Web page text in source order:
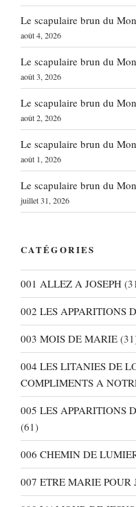
Le scapulaire brun du
août 4, 2026
Le scapulaire brun du
août 3, 2026
Le scapulaire brun du
août 2, 2026
Le scapulaire brun du
août 1, 2026
Le scapulaire brun du
juillet 31, 2026
CATÉGORIES
001 ALLEZ A JOSEPH
002 LES APPARITIONS
003 MOIS DE MARIE
004 LES LITANIES DE
COMPLIMENTS A
005 LES APPARITIONS
(61)
006 CHEMIN DE
007 ETRE MARIE POUR